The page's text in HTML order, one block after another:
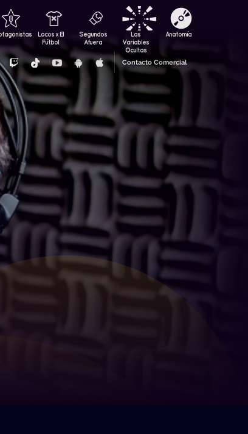
Locos x El
Fútbol
Segundos
Afuera
Las
Variables
Ocultas
Anatomía
Contacto Comercial